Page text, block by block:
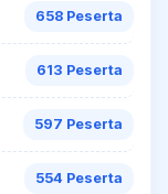
658 Peserta
613 Peserta
597 Peserta
554 Peserta